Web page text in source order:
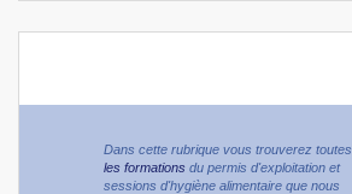
Dans cette rubrique vous trouverez toutes
les formations du permis d'exploitation et
sessions d'hygiène alimentaire que nous